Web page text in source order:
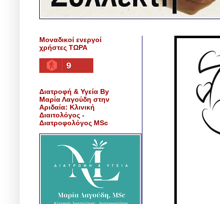
Μοναδικοί ενεργοί
χρήστες ΤΩΡΑ
9
Διατροφή & Υγεία By
Μαρία Λαγούδη στην
Αριδαία: Κλινική
Διαιτολόγος -
Διατροφολόγος MSc